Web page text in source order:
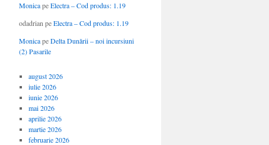
MonicapeElectra – Cod produs: 1.19
odadrian peElectra – Cod produs: 1.19
MonicapeDelta Dunării – noi incursiuni
(2) Pasarile
august 2026
iulie 2026
iunie 2026
mai 2026
aprilie 2026
martie 2026
februarie 2026